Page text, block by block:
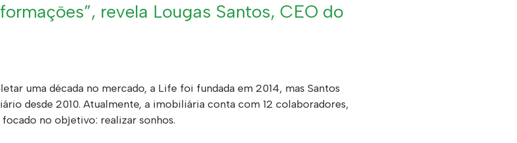
revela Lougas Santos, CEO do
uma década no mercado, a Life foi fundada em 2014, mas Santos
desde 2010. Atualmente, a imobiliária conta com 12 colaboradores,
no objetivo: realizar sonhos.